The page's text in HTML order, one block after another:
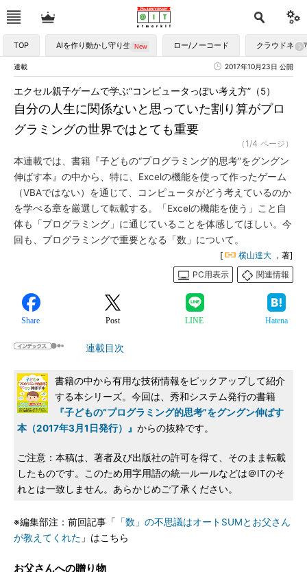
TOP AIを作り動かし守り生かす ロー/ノーコード クラウドネイ
連載 2017年10月23日 公開
自分の人生に関係ないと思っていた割り算がプロ
グラミングの世界ではとても重要
エクセル親子ゲームで学ぶ“コンピュータっぽい考え方”（5）
（1/4 ページ）
本連載では、書籍『子どもの“プログラミング的思考”をグングン
伸ばす本』の中から、特に、Excelの機能を使って作ったゲーム
（VBAではない）を通じて、コンピュータがどう考えているのか
を学べる章を厳選して転載する。「Excelの機能を使う」こと自
体も「プログラミング」に通じていることを体感してほしい。今
回も、プログラミングで重要となる「数」について。
[ 横山達大 ，著]
PC用表示
関連情報
Share Post LINE Hatena
連載目次
書籍の中から有用な技術情報をピックアップして紹介
する本シリーズ。今回は、秀和システム発行の書籍
『子どもの“プログラミング的思考”をグングン伸ばす
本（2017年3月1日発行）』 からの抜粋です。
ご注意：本稿は、著者及び出版社の許可を得て、そのまま転載
したものです。このため用字用語の統一ルールなどは＠ITのそ
れとは一致しません。あらかじめご了承ください。
※編集部注：前回記事「
「数」の不思議はオートSUMとお父さん
が教えてくれた 」はこちら
お父さんへの贈り物